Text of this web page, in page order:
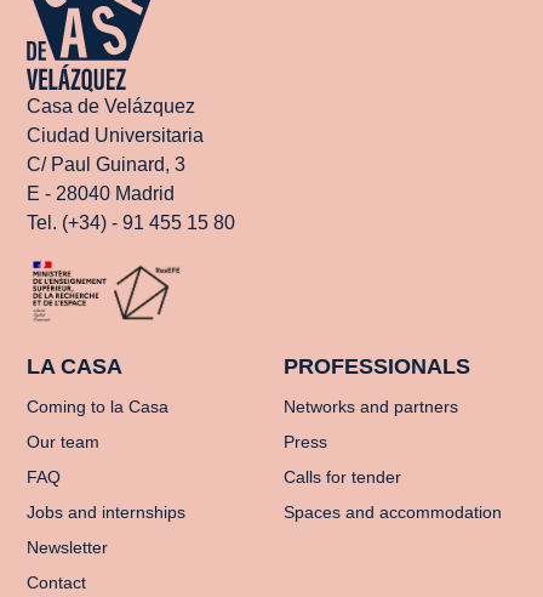
Casa de Velázquez
Ciudad Universitaria
C/ Paul Guinard, 3
E - 28040 Madrid
Tel. (+34) - 91 455 15 80
LA CASA
Coming to la Casa
Our team
FAQ
Jobs and internships
Newsletter
Contact
PROFESSIONALS
Networks and partners
Press
Calls for tender
Spaces and accommodation